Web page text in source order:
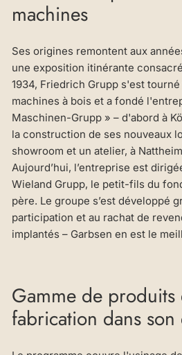
machines
Ses origines remontent aux
une exposition itinérante
1934, Friedrich Grupp s'est
machines à bois et a fondé
Maschinen-Grupp » – d'abord à
la construction de ses nouveaux
showroom et un atelier, à
Aujourd’hui, l’entreprise est
Wieland Grupp, le petit-fils du
père. Le groupe s’est développé
participation et au rachat de
implantés – Garbsen en est le
Gamme de produits
fabrication dans son